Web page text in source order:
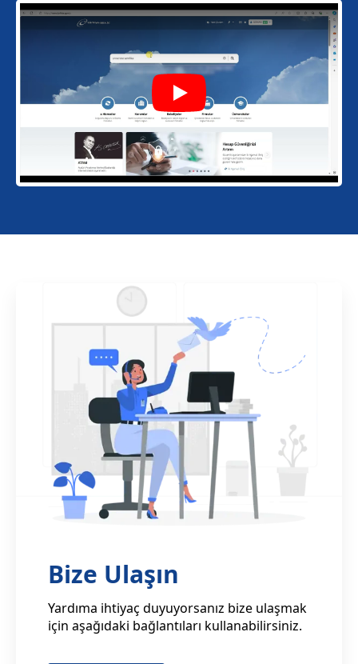
Play
Bize Ulaşın
Yardıma ihtiyaç duyuyorsanız bize ulaşmak
için aşağıdaki bağlantıları kullanabilirsiniz.